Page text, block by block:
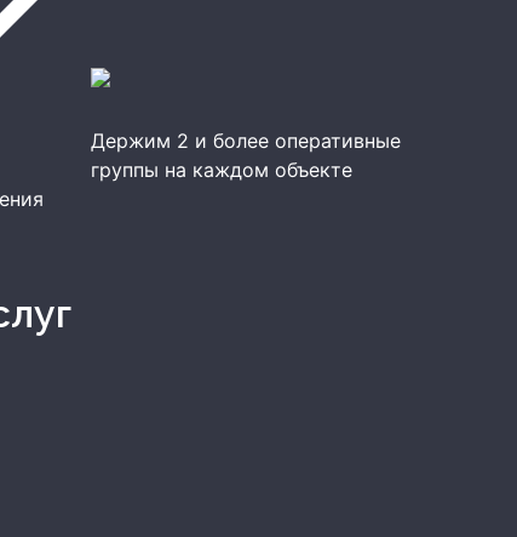
Держим 2 и более оперативные
группы на каждом объекте